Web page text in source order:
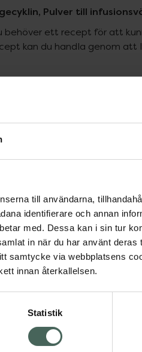
till användarna,
identifierare och annan
med. Dessa kan i sin tur
in när du har använt
samtycke via webbplatsens
innan återkallelsen.
Statistik
Pulver till
behöver ett recept för att
kan du handla genom att
Pris
I apotek:
Köp via
erbjudanden
Om recept